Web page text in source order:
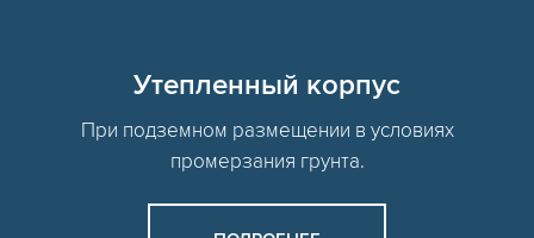
Утепленный корпус
При подземном размещении в условиях
промерзания грунта.